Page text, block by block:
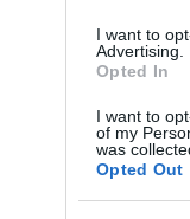
I want to
Advertising.
Opted In
I want to
of my
was
Opted Out